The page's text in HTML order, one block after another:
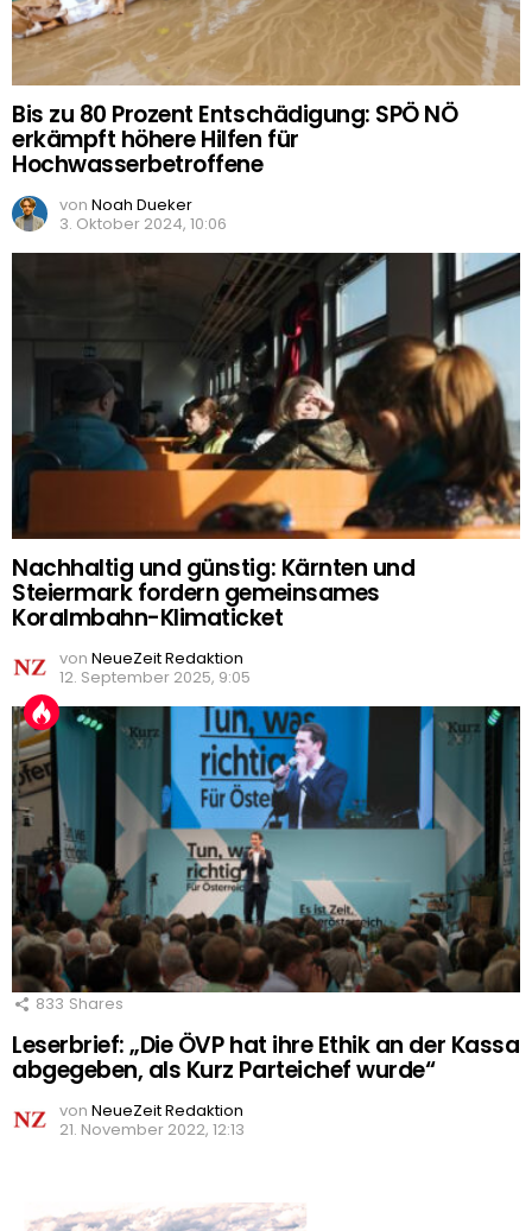
Bis zu 80 Prozent Entschädigung: SPÖ NÖ
erkämpft höhere Hilfen für
Hochwasserbetroffene
von Noah Dueker
3. Oktober 2024, 10:06
Nachhaltig und günstig: Kärnten und
Steiermark fordern gemeinsames
Koralmbahn-Klimaticket
von NeueZeit Redaktion
12. September 2025, 9:05
833 Shares
Leserbrief: „Die ÖVP hat ihre Ethik an der Kassa
abgegeben, als Kurz Parteichef wurde“
von NeueZeit Redaktion
21. November 2022, 12:13